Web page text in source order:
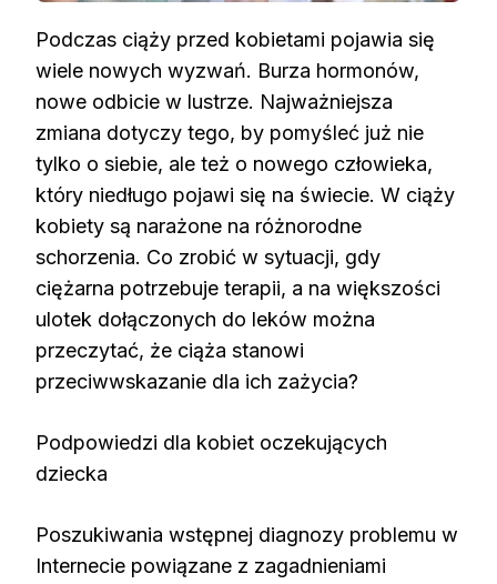
Podczas ciąży przed kobietami pojawia się
wiele nowych wyzwań. Burza hormonów,
nowe odbicie w lustrze. Najważniejsza
zmiana dotyczy tego, by pomyśleć już nie
tylko o siebie, ale też o nowego człowieka,
który niedługo pojawi się na świecie. W ciąży
kobiety są narażone na różnorodne
schorzenia. Co zrobić w sytuacji, gdy
ciężarna potrzebuje terapii, a na większości
ulotek dołączonych do leków można
przeczytać, że ciąża stanowi
przeciwwskazanie dla ich zażycia?
Podpowiedzi dla kobiet oczekujących
dziecka
Poszukiwania wstępnej diagnozy problemu w
Internecie powiązane z zagadnieniami